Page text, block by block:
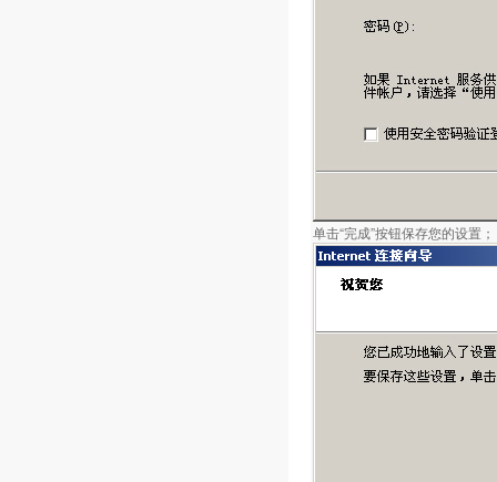
单击“完成”按钮保存您的设置；